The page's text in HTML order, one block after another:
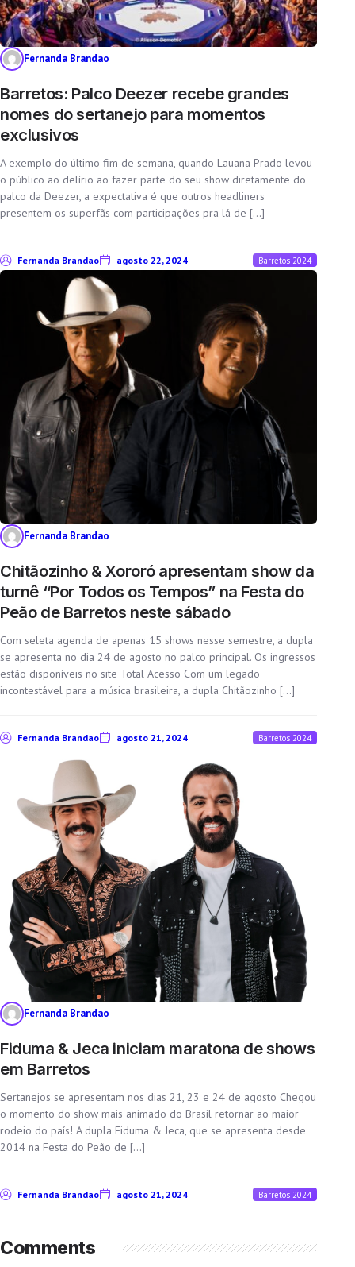
Fernanda Brandao
Barretos: Palco Deezer recebe grandes
nomes do sertanejo para momentos
exclusivos
A exemplo do último fim de semana, quando Lauana Prado levou
o público ao delírio ao fazer parte do seu show diretamente do
palco da Deezer, a expectativa é que outros headliners
presentem os superfãs com participações pra lá de […]
Fernanda Brandao agosto 22, 2024 Barretos 2024
Fernanda Brandao
Chitãozinho & Xororó apresentam show da
turnê “Por Todos os Tempos” na Festa do
Peão de Barretos neste sábado
Com seleta agenda de apenas 15 shows nesse semestre, a dupla
se apresenta no dia 24 de agosto no palco principal. Os ingressos
estão disponíveis no site Total Acesso Com um legado
incontestável para a música brasileira, a dupla Chitãozinho […]
Fernanda Brandao agosto 21, 2024 Barretos 2024
Fernanda Brandao
Fiduma & Jeca iniciam maratona de shows
em Barretos
Sertanejos se apresentam nos dias 21, 23 e 24 de agosto Chegou
o momento do show mais animado do Brasil retornar ao maior
rodeio do país! A dupla Fiduma & Jeca, que se apresenta desde
2014 na Festa do Peão de […]
Fernanda Brandao agosto 21, 2024 Barretos 2024
Comments